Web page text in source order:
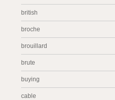
british
broche
brouillard
brute
buying
cable